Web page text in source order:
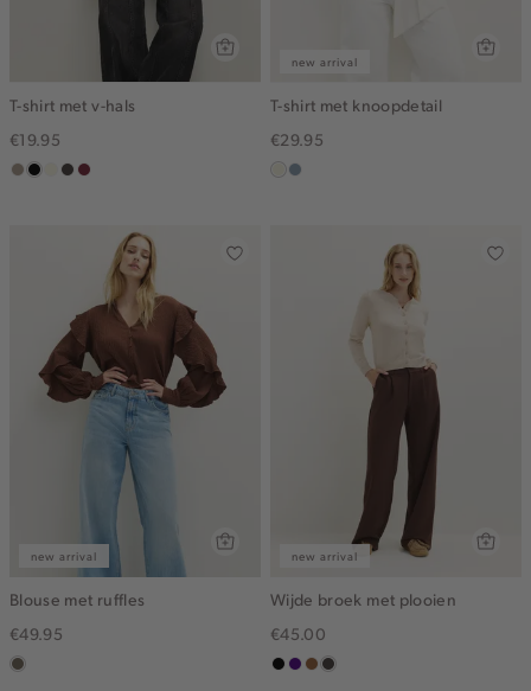
T-shirt met v-hals
€19.95
taupe,zwart
wit,chocobordeaux
new arrival
T-shirt met knoopdetail
€29.95
ecrudusty
new arrival
Blouse met ruffles
€49.95
middenbruin
new arrival
Wijde broek met plooien
€45.00
zwart
indigo
deepmocca
choco